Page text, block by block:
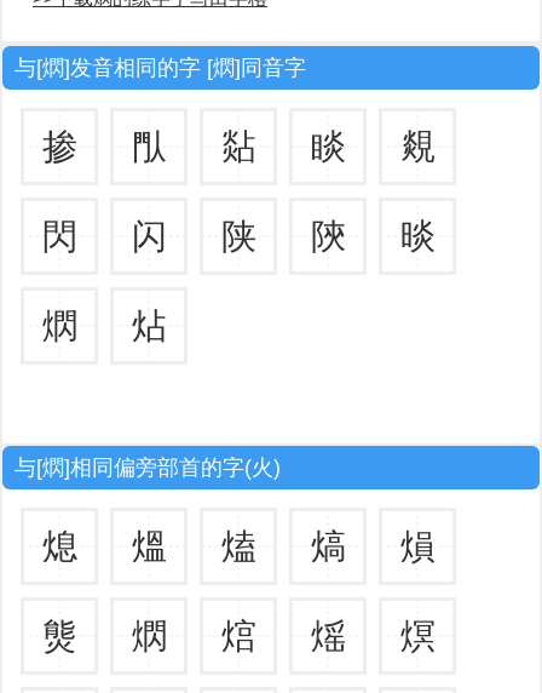
与[熌]发音相同的字 [熌]同音字
掺 閄 煔 睒 覢
閃 闪 陕 陝 晱
熌 炶
与[熌]相同偏旁部首的字(火)
熄 熅 熆 熇 熉
熋 熌 熍 熎 熐